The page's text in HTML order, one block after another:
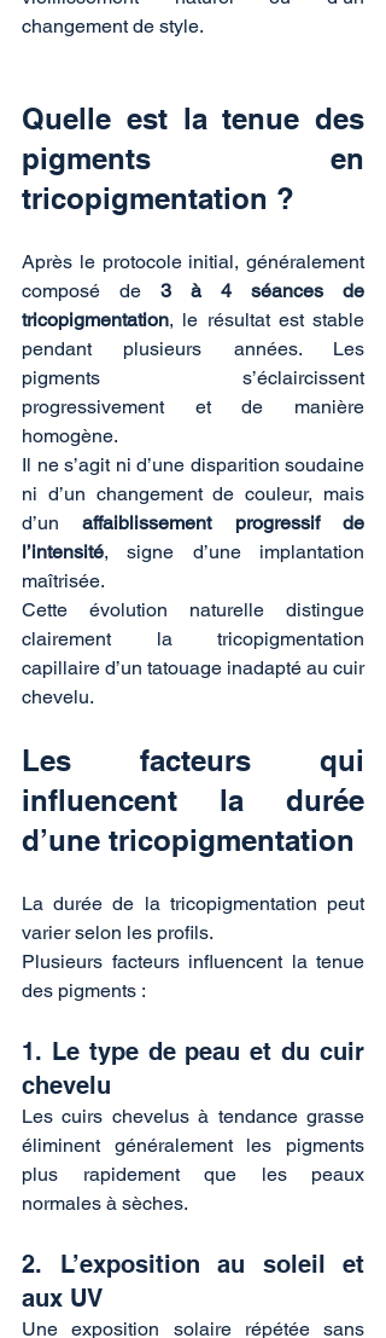
changement de style.
Quelle est la tenue des
pigments en
tricopigmentation ?
Après le protocole initial, généralement
composé de 3 à 4 séances de
tricopigmentation, le résultat est stable
pendant plusieurs années. Les
pigments s’éclaircissent
progressivement et de manière
homogène.
Il ne s’agit ni d’une disparition soudaine
ni d’un changement de couleur, mais
d’un affaiblissement progressif de
l’intensité, signe d’une implantation
maîtrisée.
Cette évolution naturelle distingue
clairement la tricopigmentation
capillaire d’un tatouage inadapté au cuir
chevelu.
Les facteurs qui
influencent la durée
d’une tricopigmentation
La durée de la tricopigmentation peut
varier selon les profils.
Plusieurs facteurs influencent la tenue
des pigments :
1. Le type de peau et du cuir
chevelu
Les cuirs chevelus à tendance grasse
éliminent généralement les pigments
plus rapidement que les peaux
normales à sèches.
2. L’exposition au soleil et
aux UV
Une exposition solaire répétée sans